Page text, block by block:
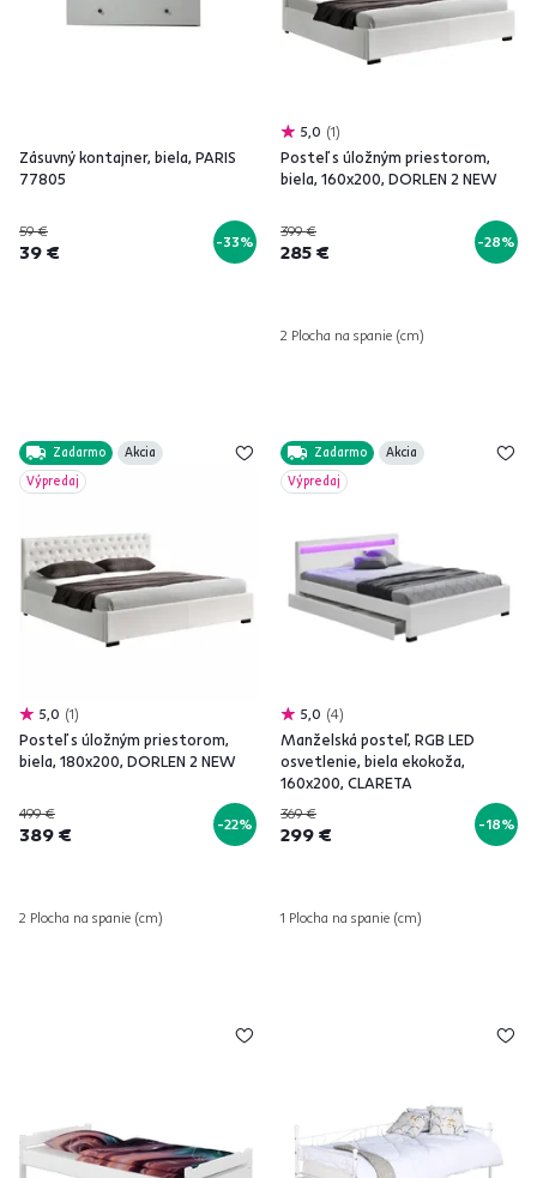
Zásuvný kontajner, biela, PARIS
77805
59 €
39 € -33%
5,0 1
Posteľ s úložným priestorom,
biela, 160x200, DORLEN 2 NEW
399 €
285 € -28%
2 Plocha na spanie (cm)
Zadarmo
Akcia
Výpredaj
5,0 1
Posteľ s úložným priestorom,
biela, 180x200, DORLEN 2 NEW
499 €
389 € -22%
2 Plocha na spanie (cm)
Zadarmo
Akcia
Výpredaj
5,0 4
Manželská posteľ, RGB LED
osvetlenie, biela ekokoža,
160x200, CLARETA
369 €
299 € -18%
1 Plocha na spanie (cm)